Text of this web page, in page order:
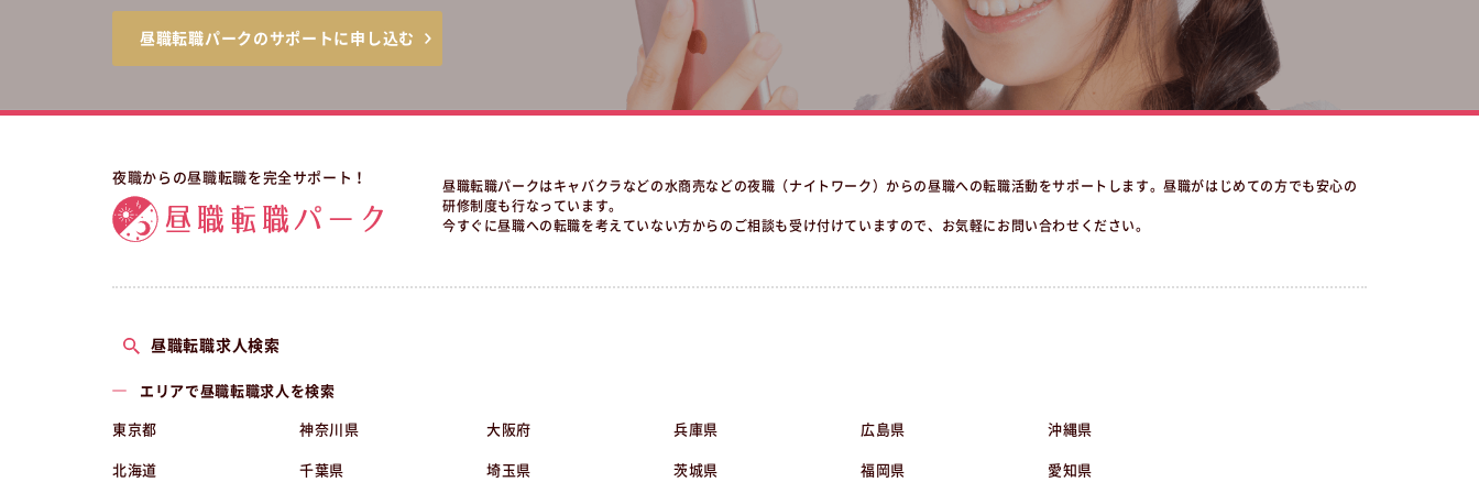
昼職転職パークのサポートに申し込む
夜職からの昼職転職を完全サポート！
昼職転職パークはキャバクラなどの水商売などの夜職（ナイトワーク）からの昼職への転職活動をサポートします。昼職がはじめての方でも安心の
研修制度も行なっています。
今すぐに昼職への転職を考えていない方からのご相談も受け付けていますので、お気軽にお問い合わせください。
昼職転職求人検索
エリアで昼職転職求人を検索
東京都 神奈川県 大阪府 兵庫県 広島県 沖縄県
北海道 千葉県 埼玉県 茨城県 福岡県 愛知県